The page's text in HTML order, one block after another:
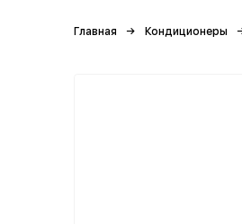
Главная Кондиционеры